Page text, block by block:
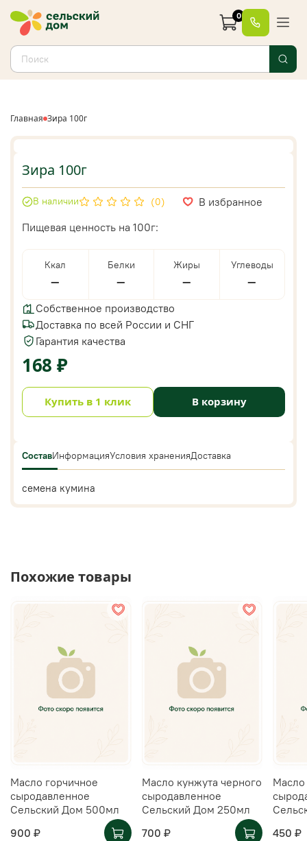
0
Главная Зира 100г
Зира 100г
(0) В избранное
В наличии
Пищевая ценность на 100г:
Ккал
—
Белки
—
Жиры
—
Углеводы
—
Собственное производство
Доставка по всей России и СНГ
Гарантия качества
168 ₽
В корзину
Купить в 1 клик
СоставИнформацияУсловия храненияДоставка
семена кумина
Похожие товары
Масло горчичное
сыродавленное
Сельский Дом 500мл
900 ₽
Масло кунжута черного
сыродавленное
Сельский Дом 250мл
700 ₽
Масло
450 ₽